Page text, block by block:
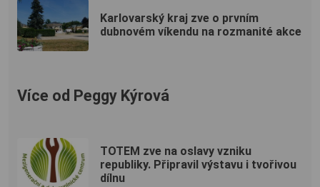
Karlovarský kraj zve o prvním
dubnovém víkendu na rozmanité akce
Více od Peggy Kýrová
TOTEM zve na oslavy vzniku
republiky. Připravil výstavu i tvořivou
dílnu